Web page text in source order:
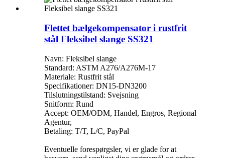
Flettet bælgekompensator i rustfrit
stål Fleksibel slange SS321
Navn: Fleksibel slange
Standard: ASTM A276/A276M-17
Materiale: Rustfrit stål
Specifikationer: DN15-DN3200
Tilslutningstilstand: Svejsning
Snitform: Rund
Accept: OEM/ODM, Handel, Engros, Regional
Agentur,
Betaling: T/T, L/C, PayPal
Eventuelle forespørgsler, vi er glade for at